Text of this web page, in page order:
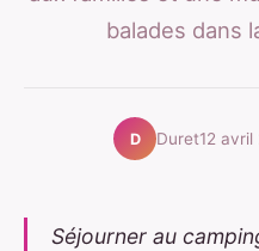
balades dans
D Duret12 avril
Séjourner au